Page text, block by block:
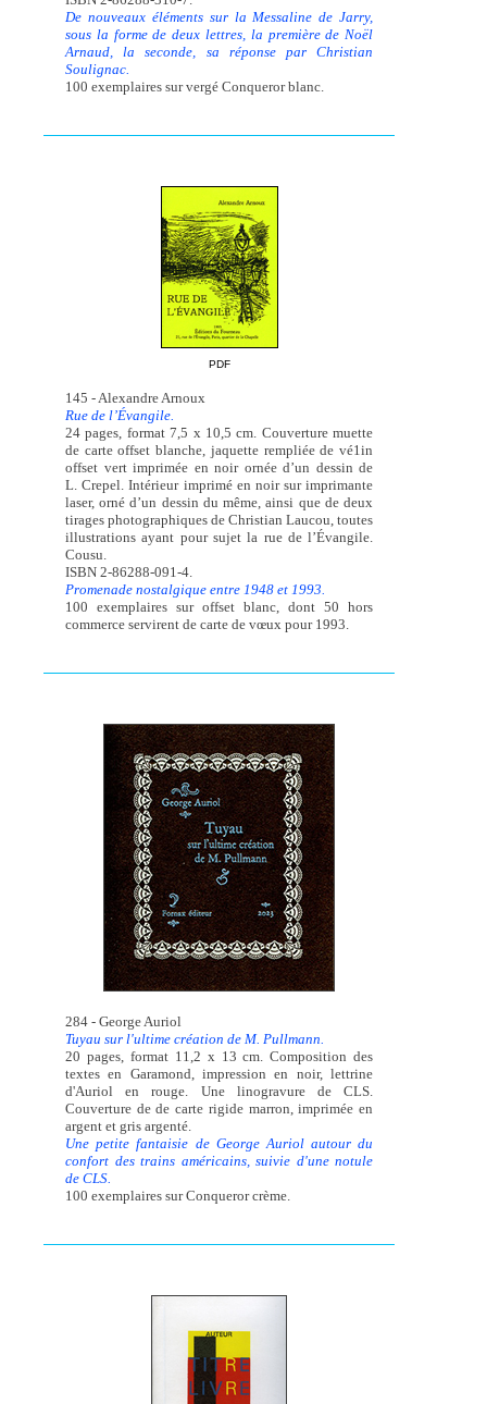
De nouveaux éléments sur la Messaline de Jarry,
sous la forme de deux lettres, la première de Noël
Arnaud, la seconde, sa réponse par Christian
Soulignac.
100 exemplaires sur vergé Conqueror blanc.
PDF
145 - Alexandre Arnoux
Rue de l’Évangile.
24 pages, format 7,5 x 10,5 cm. Couverture muette
de carte offset blanche, jaquette rempliée de vé1in
offset vert imprimée en noir ornée d’un dessin de
L. Crepel. Intérieur imprimé en noir sur imprimante
laser, orné d’un dessin du même, ainsi que de deux
tirages photographiques de Christian Laucou, toutes
illustrations ayant pour sujet la rue de l’Évangile.
Cousu.
ISBN 2-86288-091-4.
Promenade nostalgique entre 1948 et 1993.
100 exemplaires sur offset blanc, dont 50 hors
commerce servirent de carte de vœux pour 1993.
284 - George Auriol
Tuyau sur l'ultime création de M. Pullmann.
20 pages, format 11,2 x 13 cm. Composition des
textes en Garamond, impression en noir, lettrine
d'Auriol en rouge. Une linogravure de CLS.
Couverture de de carte rigide marron, imprimée en
argent et gris argenté.
Une petite fantaisie de George Auriol autour du
confort des trains américains, suivie d'une notule
de CLS.
100 exemplaires sur Conqueror crème.